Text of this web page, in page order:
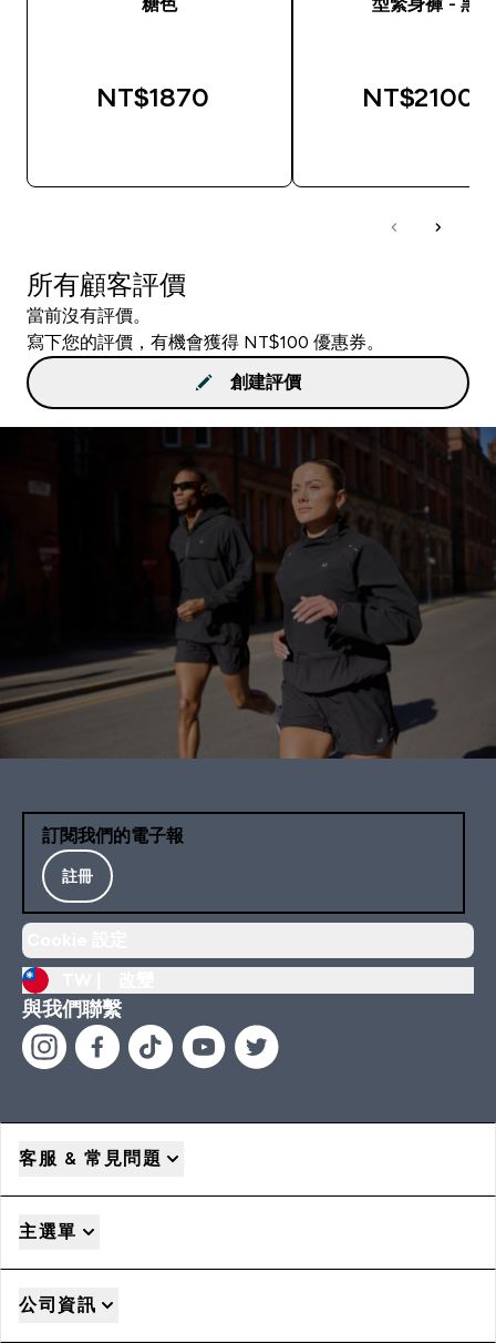
NT$1870‎ NT$2100‎
所有顧客評價
當前沒有評價。
寫下您的評價，有機會獲得 NT$100 優惠券。
創建評價
訂閱我們的電子報
註冊
與我們聯繫
客服 & 常見問題
主選單
公司資訊